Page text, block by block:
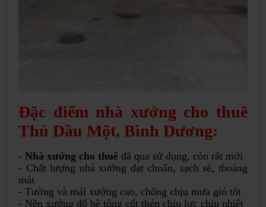
Đặc điểm nhà xưởng cho thuê
Thủ Dầu Một, Bình Dương:
- Nhà xưởng cho thuê đã qua sử dụng, còn rất mới
- Chất lượng nhà xưởng đạt chuẩn, sạch sẽ, thoáng
mát
- Tường và mái xưởng cao, chống chịu mưa gió tốt
- Nền xưởng đổ bê tông cốt thép chịu lực chịu nhiệt